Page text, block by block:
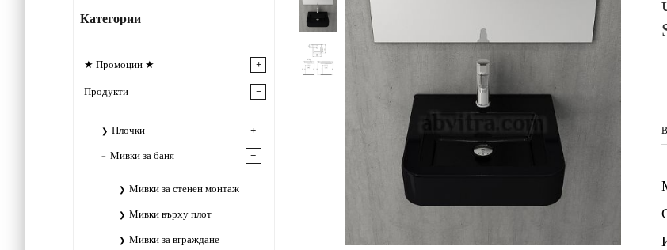
Категории
★ Промоции ★
Продукти
Плочки
Мивки за баня
Мивки за стенен монтаж
Мивки върху плот
Мивки за вграждане